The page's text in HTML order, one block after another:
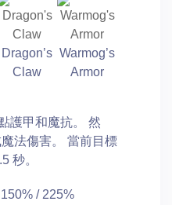
Dragon’s
Claw
Warmog’s
Armor
護甲和魔抗。 然
法傷害。 當前目標
秒。
/ 225%